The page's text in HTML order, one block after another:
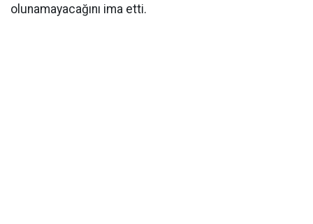
olunamayacağını ima etti.